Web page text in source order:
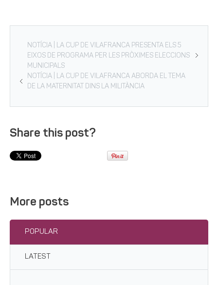
NOTÍCIA | LA CUP DE VILAFRANCA PRESENTA ELS 5
EIXOS DE PROGRAMA PER LES PRÒXIMES ELECCIONS
MUNICIPALS
NOTÍCIA | LA CUP DE VILAFRANCA ABORDA EL TEMA
DE LA MATERNITAT DINS LA MILITÀNCIA
Share this post?
More posts
POPULAR
LATEST